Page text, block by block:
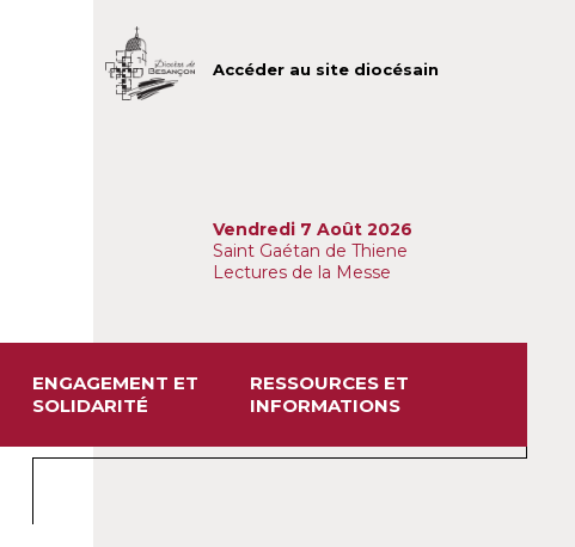
Accéder au site diocésain
Vendredi 7 Août 2026
Saint Gaétan de Thiene
Lectures de la Messe
ENGAGEMENT ET
SOLIDARITÉ
RESSOURCES ET
INFORMATIONS